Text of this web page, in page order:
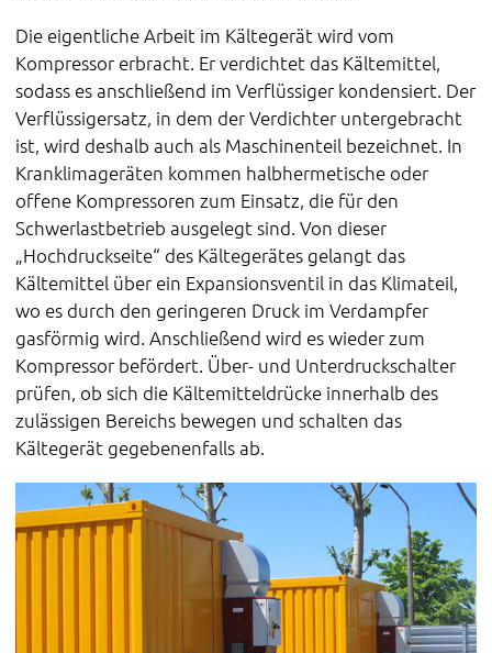
Die eigentliche Arbeit im Kältegerät wird vom
Kompressor erbracht. Er verdichtet das Kältemittel,
sodass es anschließend im Verflüssiger kondensiert. Der
Verflüssigersatz, in dem der Verdichter untergebracht
ist, wird deshalb auch als Maschinenteil bezeichnet. In
Kranklimageräten kommen halbhermetische oder
offene Kompressoren zum Einsatz, die für den
Schwerlastbetrieb ausgelegt sind. Von dieser
„Hochdruckseite“ des Kältegerätes gelangt das
Kältemittel über ein Expansionsventil in das Klimateil,
wo es durch den geringeren Druck im Verdampfer
gasförmig wird. Anschließend wird es wieder zum
Kompressor befördert. Über- und Unterdruckschalter
prüfen, ob sich die Kältemitteldrücke innerhalb des
zulässigen Bereichs bewegen und schalten das
Kältegerät gegebenenfalls ab.